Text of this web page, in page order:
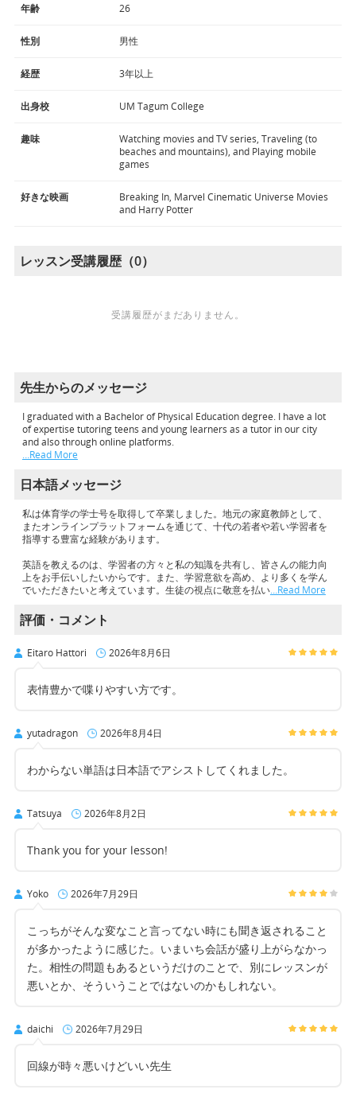
年齢 26
性別 男性
経歴 3年以上
出身校 UM Tagum College
趣味
Watching movies and TV series, Traveling (to
beaches and mountains), and Playing mobile
games
好きな映画
Breaking In, Marvel Cinematic Universe Movies
and Harry Potter
レッスン受講履歴（0）
受講履歴がまだありません。
先生からのメッセージ
I graduated with a Bachelor of Physical Education degree. I have a lot
of expertise tutoring teens and young learners as a tutor in our city
and also through online platforms.
…Read More
日本語メッセージ
私は体育学の学士号を取得して卒業しました。地元の家庭教師として、
またオンラインプラットフォームを通じて、十代の若者や若い学習者を
指導する豊富な経験があります。
英語を教えるのは、学習者の方々と私の知識を共有し、皆さんの能力向
上をお手伝いしたいからです。また、学習意欲を高め、より多くを学ん
でいただきたいと考えています。生徒の視点に敬意を払い…Read More
評価・コメント
Eitaro Hattori 2026年8月6日
表情豊かで喋りやすい方です。
yutadragon 2026年8月4日
わからない単語は日本語でアシストしてくれました。
Tatsuya 2026年8月2日
Thank you for your lesson!
Yoko 2026年7月29日
こっちがそんな変なこと言ってない時にも聞き返されること
が多かったように感じた。いまいち会話が盛り上がらなかっ
た。相性の問題もあるというだけのことで、別にレッスンが
悪いとか、そういうことではないのかもしれない。
daichi 2026年7月29日
回線が時々悪いけどいい先生